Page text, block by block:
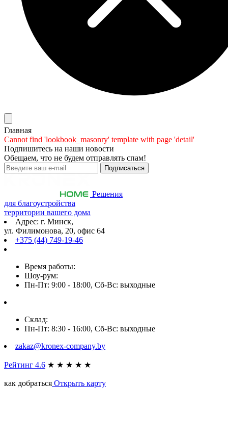
Главная
Cannot find 'lookbook_masonry' template with page 'detail'
Подпишитесь на наши новости
Обещаем, что не будем отправлять спам!
Решения
для благоустройства
территории вашего дома
Адрес: г. Минск,
ул. Филимонова, 20, офис 64
+375 (44) 749-19-46
Время работы:
Шоу-рум:
Пн-Пт: 9:00 - 18:00, Сб-Вс: выходные
Склад:
Пн-Пт: 8:30 - 16:00, Сб-Вс: выходные
zakaz@kronex-company.by
Рейтинг 4.6 ★ ★ ★ ★ ★
как добраться Открыть карту